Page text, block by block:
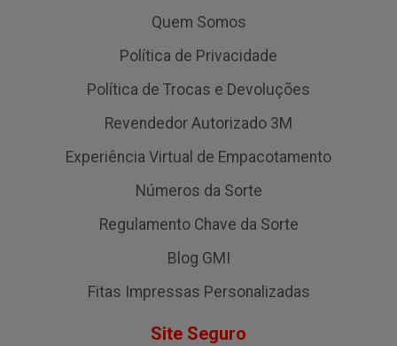
Quem Somos
Política de Privacidade
Política de Trocas e Devoluções
Revendedor Autorizado 3M
Experiência Virtual de Empacotamento
Números da Sorte
Regulamento Chave da Sorte
Blog GMI
Fitas Impressas Personalizadas
Site Seguro